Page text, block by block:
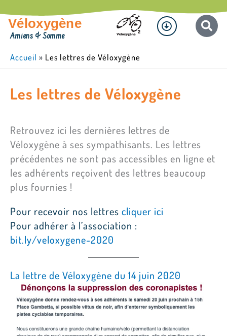
au
contenu
Véloxygène
Amiens & Somme
Menu
Accueil » Les lettres de Véloxygène
Les lettres de Véloxygène
Retrouvez ici les dernières lettres de
Véloxygène à ses sympathisants. Les lettres
précédentes ne sont pas accessibles en ligne et
les adhérents reçoivent des lettres beaucoup
plus fournies !
Pour recevoir nos lettres cliquer ici
Pour adhérer à l’association :
bit.ly/veloxygene-2020
La lettre de Véloxygène du 14 juin 2020